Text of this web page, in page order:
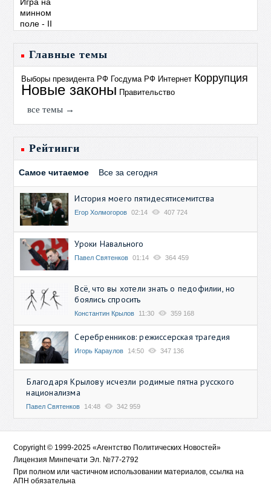
Главные темы
Выборы президента РФ Госдума РФ Интернет Коррупция
Новые законы Правительство
все темы →
Рейтинги
Самое читаемое Все за сегодня
История моего пятидесятисемитства
Егор Холмогоров 02:14 407 724
Уроки Навального
Павел Святенков 01:14 364 459
Всё, что вы хотели знать о педофилии, но
боялись спросить
Константин Крылов 11:30 359 168
Серебренников: режиссерская трагедия
Игорь Караулов 14:50 347 136
Благодаря Крылову исчезли родимые пятна русского
национализма
Павел Святенков 14:48 342 959
Copyright © 1999-2025 «Агентство Политических Новостей»
Лицензия Минпечати Эл. №77-2792
При полном или частичном использовании материалов, ссылка на
АПН обязательна